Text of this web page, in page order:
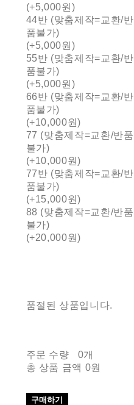
(+5,000원)
44반 (맞춤제작=교환/반
품불가)
(+5,000원)
55반 (맞춤제작=교환/반
품불가)
(+5,000원)
66반 (맞춤제작=교환/반
품불가)
(+10,000원)
77 (맞춤제작=교환/반품
불가)
(+10,000원)
77반 (맞춤제작=교환/반
품불가)
(+15,000원)
88 (맞춤제작=교환/반품
불가)
(+20,000원)
품절된 상품입니다.
주문 수량
0개
총 상품 금액 0원
구매하기